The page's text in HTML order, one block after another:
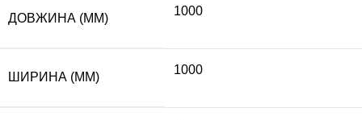
ДОВЖИНА (ММ)
1000
ШИРИНА (ММ)
1000